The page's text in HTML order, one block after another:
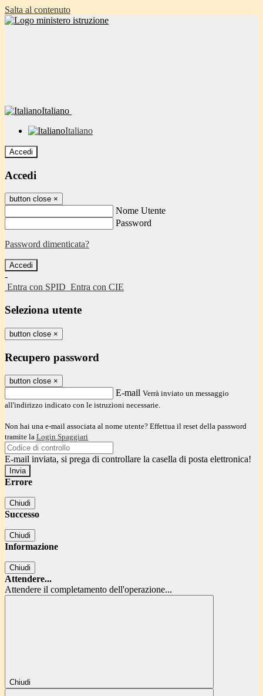
Salta al contenuto
Italiano
Italiano
Accedi
Accedi
button close ×
Nome Utente
Password
Password dimenticata?
-
Entra con SPID Entra con CIE
Seleziona utente
button close ×
Recupero password
button close ×
E-mail Verrà inviato un messaggio
all'indirizzo indicato con le istruzioni necessarie.
Non hai una e-mail associata al nome utente? Effettua il reset della password
tramite la Login Spaggiari
E-mail inviata, si prega di controllare la casella di posta elettronica!
Errore
Chiudi
Successo
Chiudi
Informazione
Chiudi
Attendere...
Attendere il completamento dell'operazione...
Chiudi